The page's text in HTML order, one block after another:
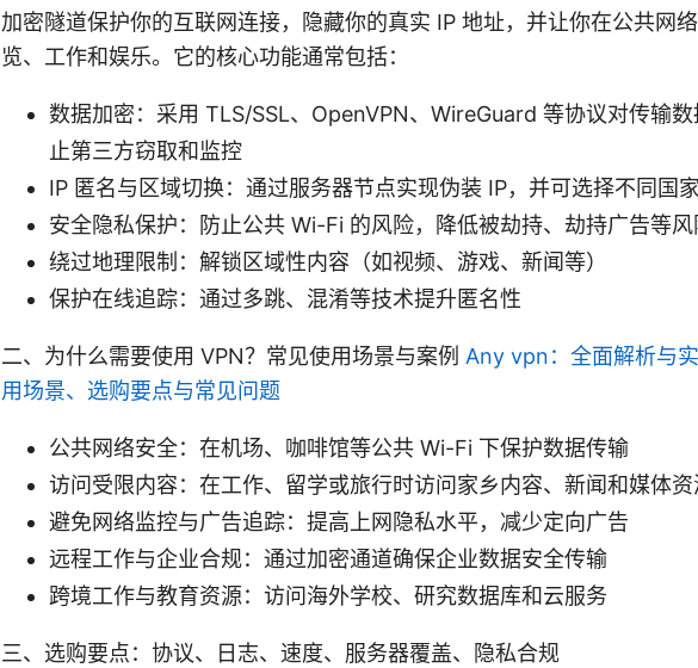
加密隧道保护你的互联网连接，隐藏你的真实 IP 地址，并让你在公共网
览、工作和娱乐。它的核心功能通常包括：
数据加密：采用 TLS/SSL、OpenVPN、WireGuard 等协议对传输
止第三方窃取和监控
IP 匿名与区域切换：通过服务器节点实现伪装 IP，并可选择不同国
安全隐私保护：防止公共 Wi-Fi 的风险，降低被劫持、劫持广告等风
绕过地理限制：解锁区域性内容（如视频、游戏、新闻等）
保护在线追踪：通过多跳、混淆等技术提升匿名性
二、为什么需要使用 VPN？常见使用场景与案例 Any vpn：全面解析与
用场景、选购要点与常见问题
公共网络安全：在机场、咖啡馆等公共 Wi-Fi 下保护数据传输
访问受限内容：在工作、留学或旅行时访问家乡内容、新闻和媒体资
避免网络监控与广告追踪：提高上网隐私水平，减少定向广告
远程工作与企业合规：通过加密通道确保企业数据安全传输
跨境工作与教育资源：访问海外学校、研究数据库和云服务
三、选购要点：协议、日志、速度、服务器覆盖、隐私合规